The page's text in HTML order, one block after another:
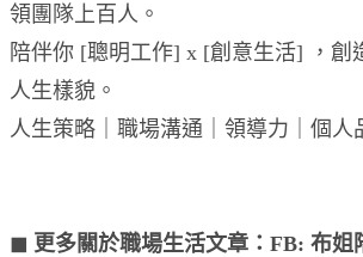
領團隊上百人。
陪伴你 [聰明工作] x [創意生活] ，創
人生樣貌。
人生策略｜職場溝通｜領導力｜個人
◼︎ 更多關於職場生活文章：FB: 布姐